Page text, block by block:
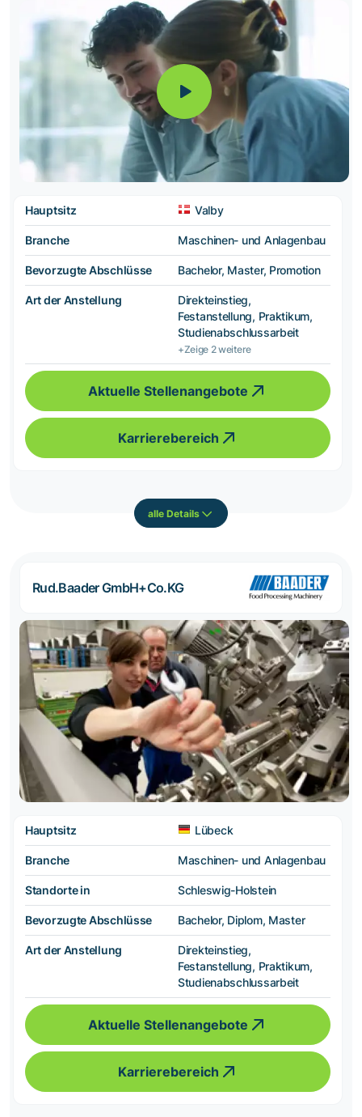
Hauptsitz Valby
Branche Maschinen- und Anlagenbau
Bevorzugte Abschlüsse Bachelor, Master, Promotion
Art der Anstellung
Direkteinstieg,
Festanstellung, Praktikum,
Studienabschlussarbeit
+Zeige 2 weitere
Aktuelle Stellenangebote
Karrierebereich
alle Details
Rud.Baader GmbH+Co.KG
Hauptsitz Lübeck
Branche Maschinen- und Anlagenbau
Standorte in Schleswig-Holstein
Bevorzugte Abschlüsse Bachelor, Diplom, Master
Art der Anstellung
Direkteinstieg,
Festanstellung, Praktikum,
Studienabschlussarbeit
Aktuelle Stellenangebote
Karrierebereich